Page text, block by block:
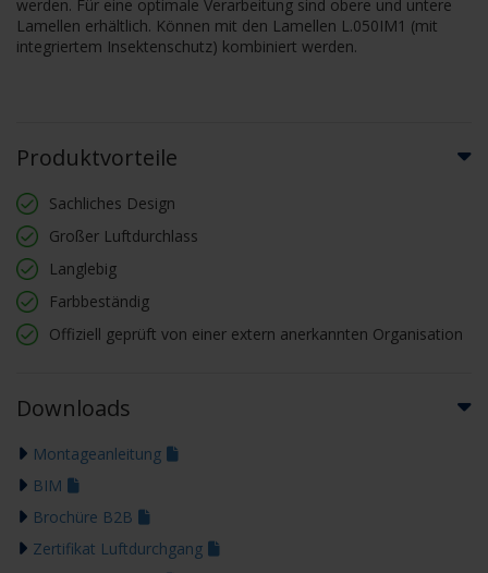
werden. Für eine optimale Verarbeitung sind obere und untere
Lamellen erhältlich. Können mit den Lamellen L.050IM1 (mit
integriertem Insektenschutz) kombiniert werden.
Produktvorteile
Sachliches Design
Großer Luftdurchlass
Langlebig
Farbbeständig
Offiziell geprüft von einer extern anerkannten Organisation
Downloads
Montageanleitung
BIM
Brochüre B2B
Zertifikat Luftdurchgang